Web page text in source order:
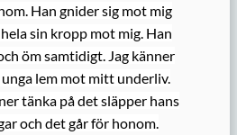
Han gnider sig mot mig
sin kropp mot mig. Han
öm samtidigt. Jag känner
lem mot mitt underliv.
tänka på det släpper hans
och det går för honom.